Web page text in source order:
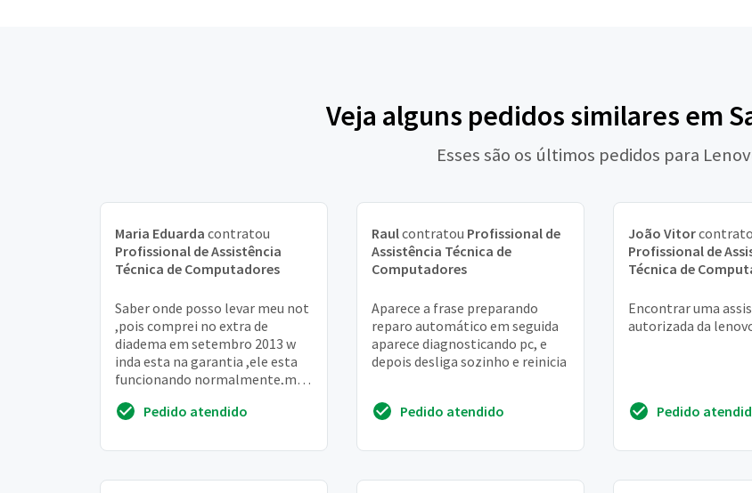
Veja alguns pedidos similares em
Esses são os últimos pedidos para
Maria Eduarda contratou
Profissional de Assistência
Técnica de Computadores
Saber onde posso levar meu not
,pois comprei no extra de
diadema em setembro 2013 w
inda esta na garantia ,ele esta
funcionando normalmente,mas
apaga tud...
Pedido atendido
Raulcontratou Profissional de
Assistência Técnica de
Computadores
Aparece a frase preparando
reparo automático em seguida
aparece diagnosticando pc, e
depois desliga sozinho e reinicia
Pedido atendido
João Vitor
Profissional de
Técnica de
Encontrar uma
autorizada da
Pedido